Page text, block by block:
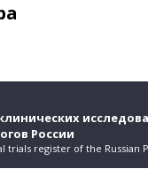
России
trials register of the Russian